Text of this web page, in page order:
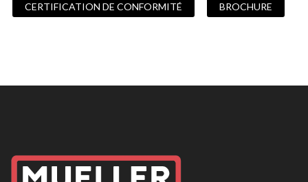
CERTIFICATION DE CONFORMITÉ BROCHURE